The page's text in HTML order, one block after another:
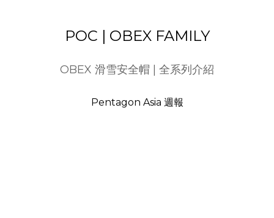
POC | OBEX FAMILY
OBEX 滑雪安全帽 | 全系列介紹
Pentagon Asia 週報